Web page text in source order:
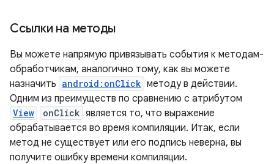
Ссылки на методы
Вы можете напрямую привязывать события к методам-
обработчикам, аналогично тому, как вы можете
назначить android:onClick методу в действии.
Одним из преимуществ по сравнению с атрибутом
View onClick является то, что выражение
обрабатывается во время компиляции. Итак, если
метод не существует или его подпись неверна, вы
получите ошибку времени компиляции.